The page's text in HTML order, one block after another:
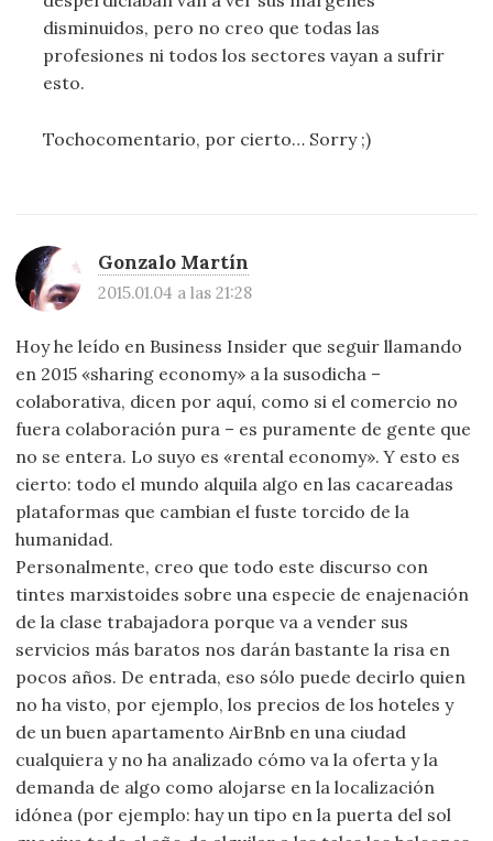
disminuidos, pero no creo que todas las
profesiones ni todos los sectores vayan a sufrir
esto.
Tochocomentario, por cierto… Sorry ;)
Gonzalo Martín
2015.01.04 a las 21:28
Hoy he leído en Business Insider que seguir llamando
en 2015 «sharing economy» a la susodicha –
colaborativa, dicen por aquí, como si el comercio no
fuera colaboración pura – es puramente de gente que
no se entera. Lo suyo es «rental economy». Y esto es
cierto: todo el mundo alquila algo en las cacareadas
plataformas que cambian el fuste torcido de la
humanidad.
Personalmente, creo que todo este discurso con
tintes marxistoides sobre una especie de enajenación
de la clase trabajadora porque va a vender sus
servicios más baratos nos darán bastante la risa en
pocos años. De entrada, eso sólo puede decirlo quien
no ha visto, por ejemplo, los precios de los hoteles y
de un buen apartamento AirBnb en una ciudad
cualquiera y no ha analizado cómo va la oferta y la
demanda de algo como alojarse en la localización
idónea (por ejemplo: hay un tipo en la puerta del sol